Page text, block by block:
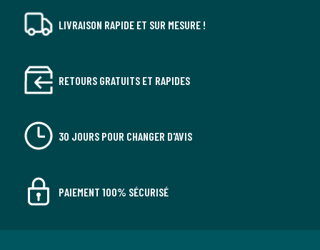
LIVRAISON RAPIDE ET SUR MESURE !
RETOURS GRATUITS ET RAPIDES
30 JOURS POUR CHANGER D'AVIS
PAIEMENT 100% SÉCURISÉ